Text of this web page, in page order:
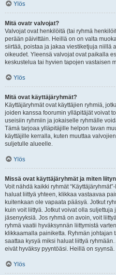
Ylös
Mitä ovatr valvojat?
Valvojat ovat henkilöitä (tai ryhmä
perään päivittäin. Heillä on on valta
siirtää, poistaa ja jakaa viestiketjuja niillä
oikeudet. Yleensä valvojat ovat paikalla
keskustelua tai hyvien tapojen vastaisen
Ylös
Mitä ovat käyttäjäryhmät?
Käyttäjäryhmät ovat käyttäjien ryhmiä,
joiden kanssa foorumin ylläpitäjät voivat
useisiin ryhmiin ja jokaiselle ryhmälle
Tämä tarjoaa ylläpitäjille helpon tavan
käyttäjille kerralla, kuten muuttaa
suljetulle alueelle.
Ylös
Missä ovat käyttäjäryhmät ja miten
Voit nähdä kaikki ryhmät
haluat liittyä yhteen, klikkaa vastaavaa
kuitenkaan ole vapaata pääsyä. Jotkut
kuin voit liittyä. Jotkut voivat olla
jäsenyyksiä. Jos ryhmä on avoin, voit
ryhmä vaatii hyväksynnän liittymistä
klikkaamalla painiketta. Ryhmän johtajan
saattaa kysyä miksi haluat liittyä
eivät hyväksy pyyntöäsi. Heillä on syynsä.
Ylös